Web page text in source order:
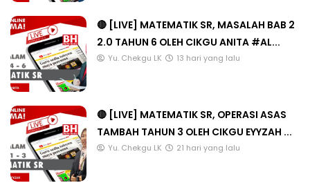
🔴 [LIVE] MATEMATIK SR, MASALAH BAB 2
2.0 TAHUN 6 OLEH CIKGU ANITA #AL...
Yu. Chekgu LK 13 hari yang lalu
🔴 [LIVE] MATEMATIK SR, OPERASI ASAS
TAMBAH TAHUN 3 OLEH CIKGU EYYZAH ...
Yu. Chekgu LK 21 hari yang lalu